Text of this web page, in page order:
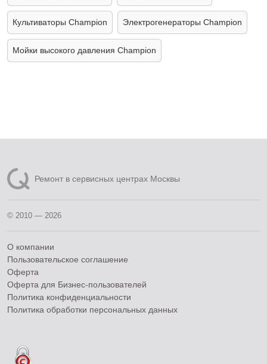
Культиваторы Champion Электрогенераторы Champion
Мойки высокого давления Champion
Ремонт в сервисных центрах Москвы
© 2010 — 2026
О компании
Пользовательское соглашение
Оферта
Оферта для Бизнес-пользователей
Политика конфиденциальности
Политика обработки персональных данных